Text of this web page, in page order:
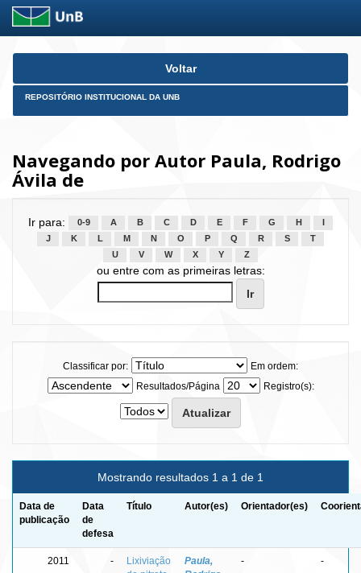
Skip
Voltar
REPOSITÓRIO INSTITUCIONAL DA UNB
Navegando por Autor Paula, Rodrigo
Ávila de
Ir para: 0-9 A B C D E F G H
J
K L M N O P Q R S
T
U
V W X Y Z
ou entre com as primeiras letras:
Classificar por:
Em ordem:
Resultados/Página
Registro(s):
Mostrando resultados 1 a 1 de 1
Data de
publicação
Data
de
defesa
Título Autor(es) Orientador(es)
2011 -
Lixiviação
Paula,
- -